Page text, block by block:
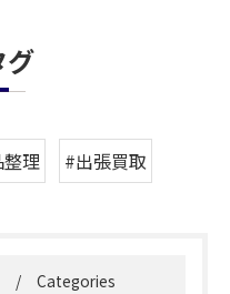
グ
理 #出張買取
Categories